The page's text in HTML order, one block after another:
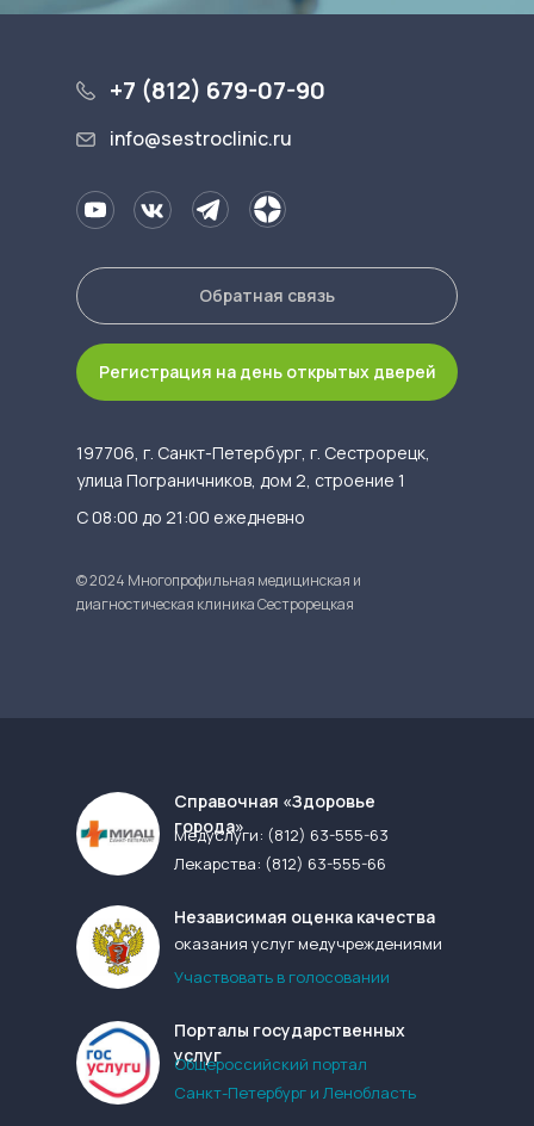
+7 (812) 679-07-90
info@sestroclinic.ru
197706, г. Санкт-Петербург, г. Сестрорецк,
улица Пограничников, дом 2, строение 1
Обратная связь
С 08:00 до 21:00 ежедневно
© 2024 Многопрофильная медицинская и
диагностическая клиника Сестрорецкая
Регистрация на день открытых дверей
Cправочная «Здоровье
города»
Медуслуги: (812) 63-555-63
Лекарства: (812) 63-555-66
Независимая оценка качества
оказания услуг медучреждениями
Участвовать в голосовании
Порталы государственных
услуг
Общероссийский портал
Санкт-Петербург и Ленобласть